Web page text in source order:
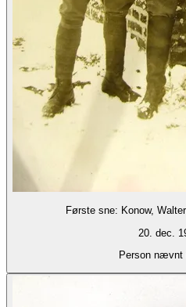
Første sne: Konow,
20. dec.
Person nævnt